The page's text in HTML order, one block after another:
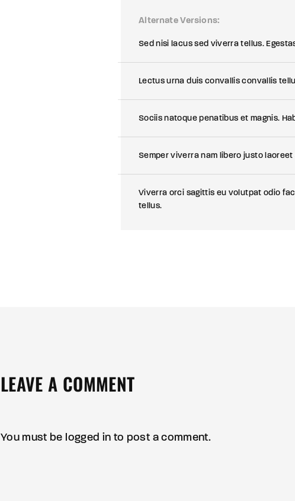
Alternate Versions
Sed nisi lacus sed viverra tellus.
Lectus urna duis convallis convallis
Sociis natoque penatibus et magnis.
Semper viverra nam libero justo
Viverra orci sagittis eu volutpat odio
tellus.
LEAVE A COMMENT
You must be logged in to post a comment.